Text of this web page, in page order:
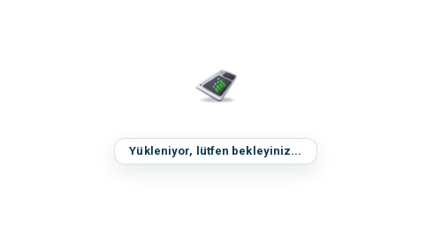
Yükleniyor, lütfen bekleyiniz...